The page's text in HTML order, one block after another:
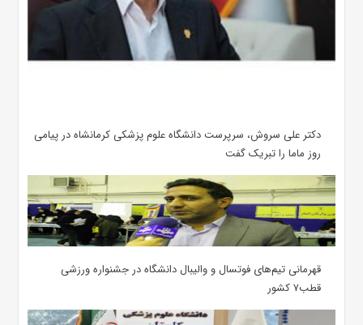
دکتر علی سروش، سرپرست دانشگاه علوم پزشکی کرمانشاه در پیامی
روز ماما را تبریک گفت
قهرمانی تیم‌های فوتسال و والیبال دانشگاه در جشنواره ورزشی
قطب۷ کشور